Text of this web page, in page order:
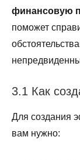
финансовую
поможет
3.1 Как
Для создания
вам нужно: